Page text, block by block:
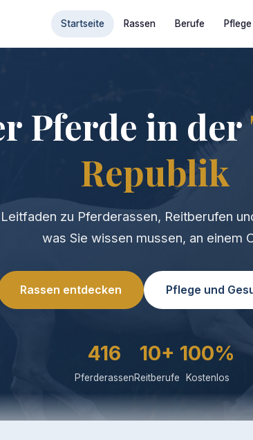
Startseite Rassen Berufe
Pferde in der
Republik
zu Pferderassen, Reitberufen
was Sie wissen mussen, an einem
Rassen entdecken Pflege und
416
Pferderassen
10+
Reitberufe
100%
Kostenlos